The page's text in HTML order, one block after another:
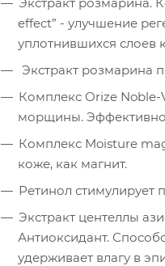
effect” - улучшение
уплотнившихся слоев
Экстракт розмарина
Комплекс Orize Noble-
морщины. Эффективно
Комплекс Moisture
коже, как магнит.
Ретинол стимулирует
Экстракт центеллы
Антиоксидант.
удерживает влагу в